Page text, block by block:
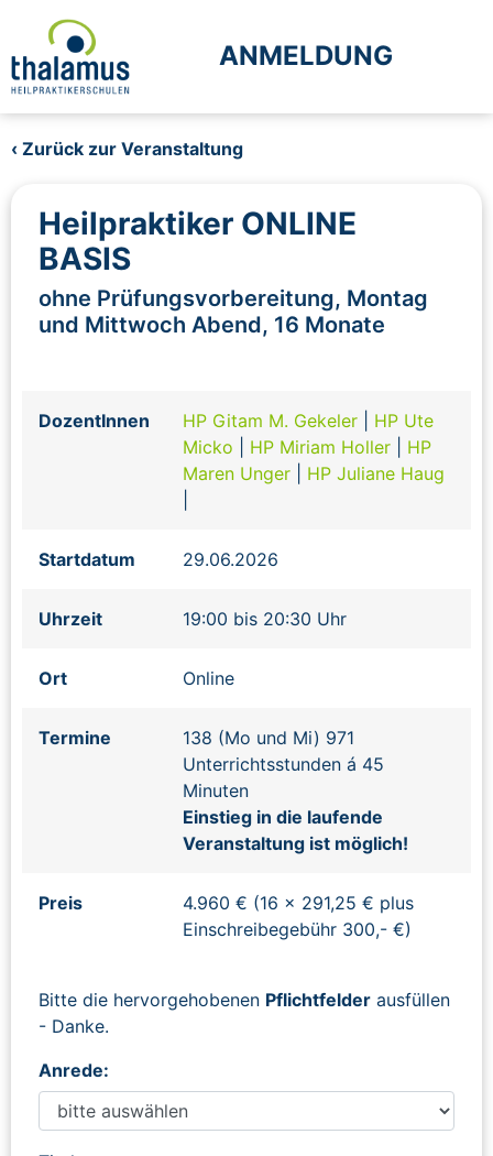
ANMELDUNG
‹ Zurück zur Veranstaltung
Heilpraktiker ONLINE
BASIS
ohne Prüfungsvorbereitung, Montag
und Mittwoch Abend, 16 Monate
DozentInnen HP Gitam M. Gekeler
HP Ute
Micko
HP Miriam Holler
HP
Maren Unger
HP Juliane Haug
Startdatum 29.06.2026
Uhrzeit 19:00 bis 20:30 Uhr
Ort Online
Termine
138 (Mo und Mi) 971
Unterrichtsstunden á 45
Minuten
Einstieg in die laufende
Veranstaltung ist möglich!
Preis
4.960 € (16 x 291,25 € plus
Einschreibegebühr 300,- €)
Bitte die hervorgehobenen Pflichtfelder ausfüllen
- Danke.
Anrede: